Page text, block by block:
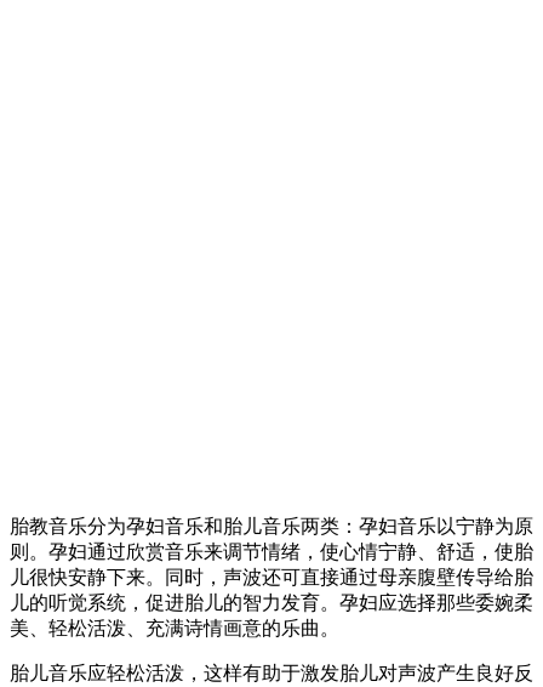
胎教音乐分为孕妇音乐和胎儿音乐两类：孕妇音乐以宁静为原
则。孕妇通过欣赏音乐来调节情绪，使心情宁静、舒适，使胎
儿很快安静下来。同时，声波还可直接通过母亲腹壁传导给胎
儿的听觉系统，促进胎儿的智力发育。孕妇应选择那些委婉柔
美、轻松活泼、充满诗情画意的乐曲。
胎儿音乐应轻松活泼，这样有助于激发胎儿对声波产生良好反